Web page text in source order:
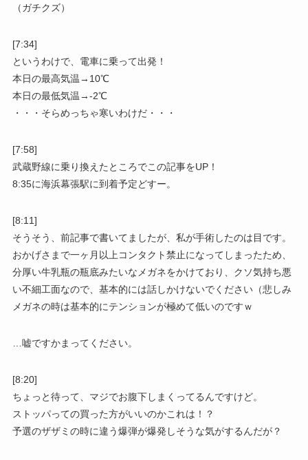
（ガチクズ）
[7:34]
というわけで、電車に乗って出発！
本日の最高気温→10℃
本日の最低気温→-2℃
・・・そらめっちゃ寒いわけだ・・・
[7:58]
武蔵野線に乗り換えたところでこの記事をUP！
8:35に海浜幕張駅に到着予定どすー。
[8:11]
そうそう、前記事で書いてましたが、私が手術したのは目です。
おかげさまで一ヶ月以上コンタクト禁止になってしまったため、
分厚い牛乳瓶の瓶底みたいなメガネをかけており、クソ気持ち悪
い不細工面なので、基本的には話しかけないでください（悲しみ
メガネの時は基本的にテンションが極めて低いのですｗ
…嘘ですかまってください。
[8:20]
ちょっと待って、マジでお腹下しまくってるんですけど。
ストッパっての買った方がいいのかこれは！？
予選のザザミの時に違う爆弾が爆発しそうな気がするんだが？